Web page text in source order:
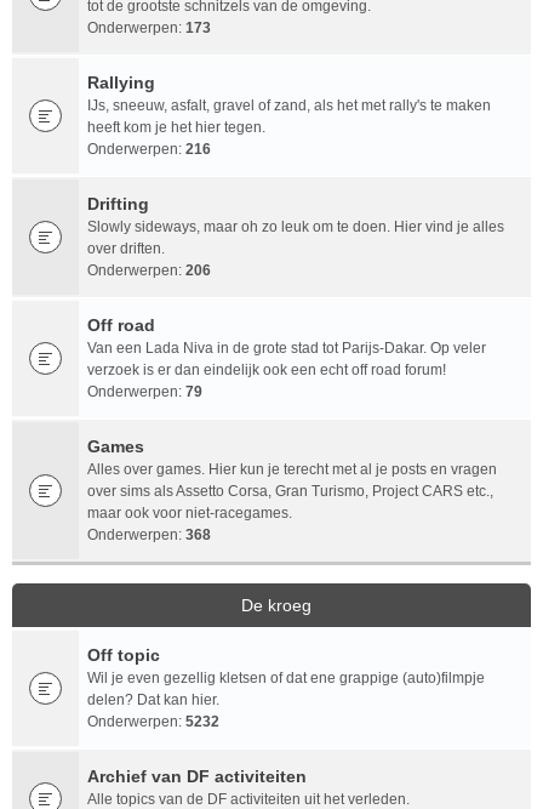
tot de grootste schnitzels van de omgeving.
Onderwerpen: 173
Rallying
IJs, sneeuw, asfalt, gravel of zand, als het met rally's te maken
heeft kom je het hier tegen.
Onderwerpen: 216
Drifting
Slowly sideways, maar oh zo leuk om te doen. Hier vind je alles
over driften.
Onderwerpen: 206
Off road
Van een Lada Niva in de grote stad tot Parijs-Dakar. Op veler
verzoek is er dan eindelijk ook een echt off road forum!
Onderwerpen: 79
Games
Alles over games. Hier kun je terecht met al je posts en vragen
over sims als Assetto Corsa, Gran Turismo, Project CARS etc.,
maar ook voor niet-racegames.
Onderwerpen: 368
De kroeg
Off topic
Wil je even gezellig kletsen of dat ene grappige (auto)filmpje
delen? Dat kan hier.
Onderwerpen: 5232
Archief van DF activiteiten
Alle topics van de DF activiteiten uit het verleden.